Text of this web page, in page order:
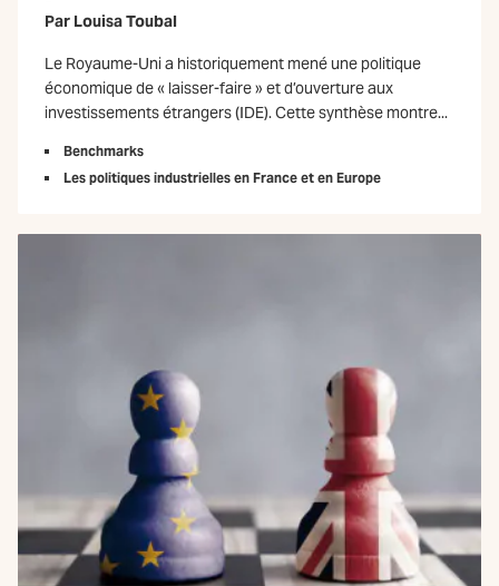
Par Louisa Toubal
Le Royaume-Uni a historiquement mené une politique
économique de « laisser-faire » et d’ouverture aux
investissements étrangers (IDE). Cette synthèse montre...
Benchmarks
Les politiques industrielles en France et en Europe